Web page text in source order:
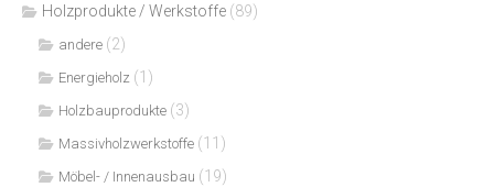
Holzprodukte / Werkstoffe (89)
andere (2)
Energieholz (1)
Holzbauprodukte (3)
Massivholzwerkstoffe (11)
Möbel- / Innenausbau (19)